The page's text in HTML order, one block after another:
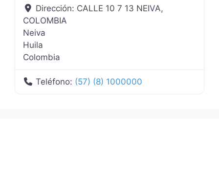
Dirección: CALLE 10 7 13 NEIVA,
COLOMBIA
Neiva
Huila
Colombia
Teléfono: (57) (8) 1000000